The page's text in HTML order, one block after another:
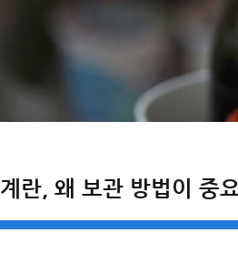
계란, 왜 보관 방법이 중